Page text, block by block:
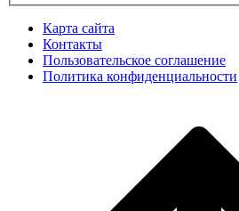
Карта сайта
Контакты
Пользовательское соглашение
Политика конфиденциальности